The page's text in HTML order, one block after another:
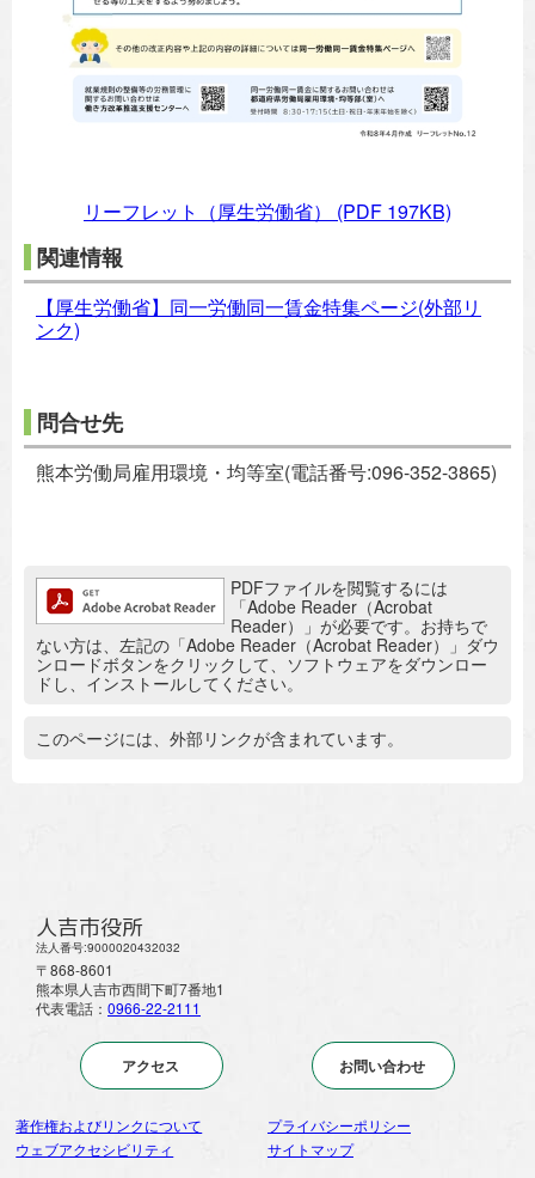
リーフレット（厚生労働省） (PDF 197KB)
関連情報
【厚生労働省】同一労働同一賃金特集ページ(外部リ
ンク)
問合せ先
熊本労働局雇用環境・均等室(電話番号:096-352-3865)
追加情報：PDFファイルPDFファイルを閲覧するには
「Adobe Reader（Acrobat
Reader）」が必要です。お持ちで
ない方は、左記の「Adobe Reader（Acrobat Reader）」ダウ
ンロードボタンをクリックして、ソフトウェアをダウンロー
ドし、インストールしてください。
追加情報：外部リンク
このページには、外部リンクが含まれています。
人吉市役所
法人番号:9000020432032
〒868-8601
熊本県人吉市西間下町7番地1
代表電話： 0966-22-2111
アクセス お問い合わせ
著作権およびリンクについて
プライバシーポリシー
ウェブアクセシビリティ
サイトマップ